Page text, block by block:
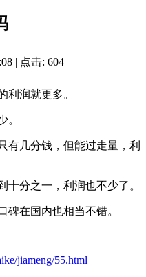
| 点击: 604
利润就更多。
。
有几分钱，但能过走量，利
十分之一，利润也不少了。
碑在国内也相当不错。
jiameng/55.html